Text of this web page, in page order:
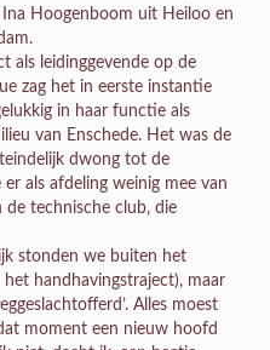
Hoogenboom uit Heiloo en
als leidinggevende op de
zag het in eerste instantie
in haar functie als
van Enschede. Het was de
dwong tot de
als afdeling weinig mee van
de technische club, die
stonden we buiten het
handhavingstraject), maar
Alles moest
moment een nieuw hoofd